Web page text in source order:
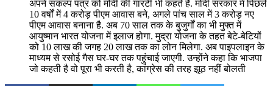
अपने संकल्प पत्र को मोदी की गारंटी भी कहते हैं. मोदी सरकार में पिछले
10 वर्षों में 4 करोड़ पीएम आवास बने, अगले पांच साल में 3 करोड़ नए
पीएम आवास बनाना है. अब 70 साल तक के बुजुर्गों का भी मुफ्त में
आयुष्मान भारत योजना में इलाज होगा. मुद्रा योजना के तहत बेटे-बेटियों
को 10 लाख की जगह 20 लाख तक का लोन मिलेगा. अब पाइपलाइन के
माध्यम से रसोई गैस घर-घर तक पहुंचाई जाएगी. उन्होंने कहा कि भाजपा
जो कहती है वो पूरा भी करती है, कांग्रेस की तरह झूठ नहीं बोलती